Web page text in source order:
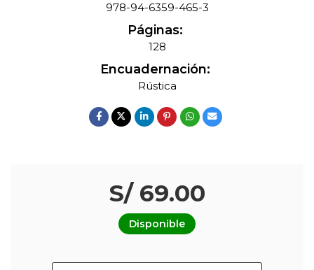
978-94-6359-465-3
Páginas:
128
Encuadernación:
Rústica
S/ 69.00
Disponible